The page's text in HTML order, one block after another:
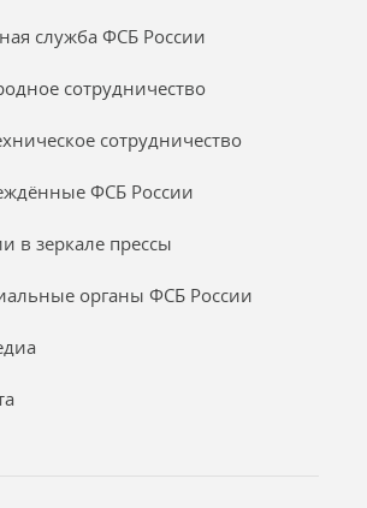
служба ФСБ России
сотрудничество
сотрудничество
ФСБ России
в зеркале прессы
органы ФСБ России